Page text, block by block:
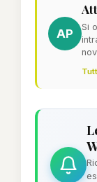
AP
Si